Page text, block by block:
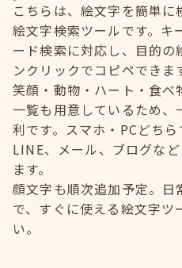
こちらは、絵文字を簡単
絵文字検索ツールです。
ード検索に対応し、目的
ンクリックでコピペできま
笑顔・動物・ハート・食
一覧も用意しているため
利です。スマホ・PCどち
LINE、メール、ブログな
ます。
顔文字も順次追加予定。日
で、すぐに使える絵文字ツ
い。